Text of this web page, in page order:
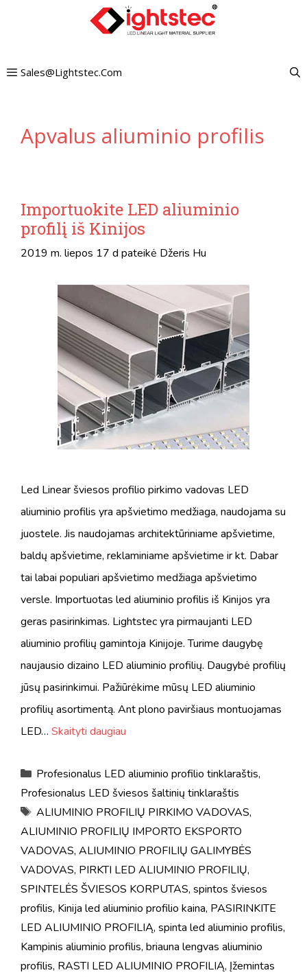
Sales@lightstec.com
Apvalus aliuminio profilis
Importuokite LED aliuminio
profilį iš Kinijos
2019 m. liepos 17 d pateikė Džeris Hu
Led Linear šviesos profilio pirkimo vadovas LED
aliuminio profilis yra apšvietimo medžiaga, naudojama su
juostele. Jis naudojamas architektūriniame apšvietime,
baldų apšvietime, reklaminiame apšvietime ir kt. Dabar
tai labai populiari apšvietimo medžiaga apšvietimo
versle. Importuotas led aliuminio profilis iš Kinijos yra
geras pasirinkimas. Lightstec yra pirmaujanti LED
aliuminio profilių gamintoja Kinijoje. Turime daugybę
naujausio dizaino LED aliuminio profilių. Daugybė profilių
jūsų pasirinkimui. Pažiūrėkime mūsų LED aliuminio
profilių asortimentą. Ant plono paviršiaus montuojamas
LED… Skaityti daugiau
Kategorijos
Profesionalus LED aliuminio profilio tinklaraštis,
Profesionalus LED šviesos šaltinių tinklaraštis
Žymos
ALIUMINIO PROFILIŲ PIRKIMO VADOVAS,
ALIUMINIO PROFILIŲ IMPORTO EKSPORTO
VADOVAS, ALIUMINIO PROFILIŲ GALIMYBĖS
VADOVAS, PIRKTI LED ALIUMINIO PROFILIŲ,
SPINTELĖS ŠVIESOS KORPUTAS, spintos šviesos
profilis, Kinija led aliuminio profilio kaina, PASIRINKITE
LED ALIUMINIO PROFILIĄ, spinta led aliuminio profilis,
Kampinis aliuminio profilis, briauna lengvas aliuminio
profilis, RASTI LED ALIUMINIO PROFILIĄ, Įžemintas